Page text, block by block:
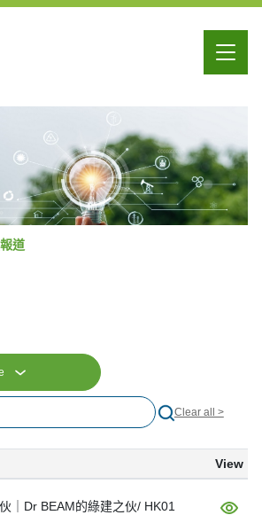
道
Clear all >
View
｜Dr BEAM的綠建之伙/ HK01